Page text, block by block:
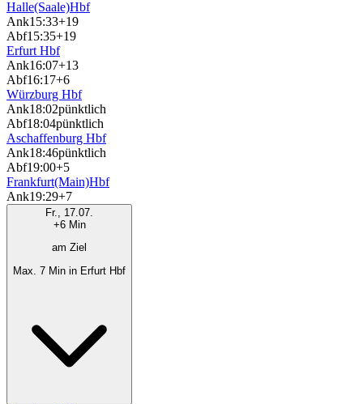
Halle(Saale)Hbf
Ank15:33+19
Abf15:35+19
Erfurt Hbf
Ank16:07+13
Abf16:17+6
Würzburg Hbf
Ank18:02pünktlich
Abf18:04pünktlich
Aschaffenburg Hbf
Ank18:46pünktlich
Abf19:00+5
Frankfurt(Main)Hbf
Ank19:29+7
Fr., 17.07.
+6 Min
am Ziel
Max. 7 Min in Erfurt Hbf